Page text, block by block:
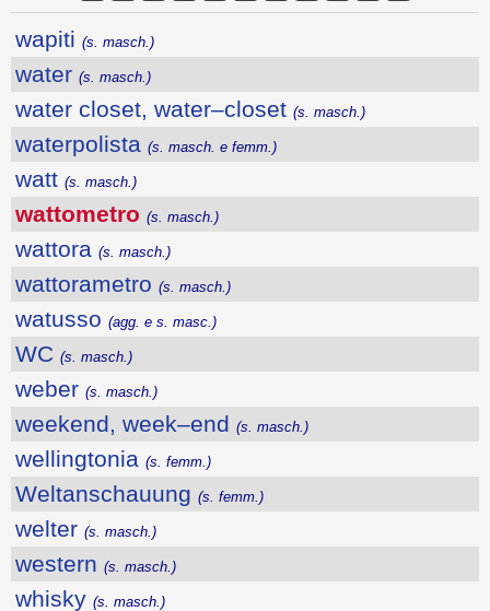
wapiti (s. masch.)
water (s. masch.)
water closet, water–closet (s. masch.)
waterpolista (s. masch. e femm.)
watt (s. masch.)
wattometro (s. masch.)
wattora (s. masch.)
wattorametro (s. masch.)
watusso (agg. e s. masc.)
WC (s. masch.)
weber (s. masch.)
weekend, week–end (s. masch.)
wellingtonia (s. femm.)
Weltanschauung (s. femm.)
welter (s. masch.)
western (s. masch.)
whisky (s. masch.)